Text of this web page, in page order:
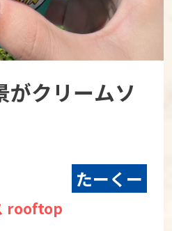
がクリームソ
たーくー
rooftop